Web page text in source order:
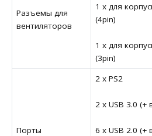
Разъемы для
вентиляторов
1 x для
(4pin)
1 x для
(3pin)
Порты
2 x PS2
2 x USB 3.0 (+
6 x USB 2.0 (+